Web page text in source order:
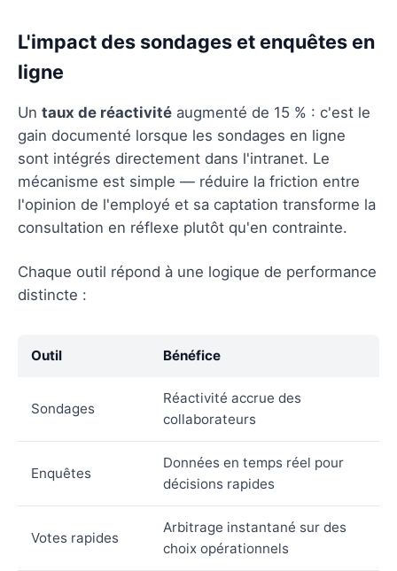
L'impact des sondages et enquêtes en
ligne
Un taux de réactivité augmenté de 15 % : c'est le
gain documenté lorsque les sondages en ligne
sont intégrés directement dans l'intranet. Le
mécanisme est simple — réduire la friction entre
l'opinion de l'employé et sa captation transforme la
consultation en réflexe plutôt qu'en contrainte.
Chaque outil répond à une logique de performance
distincte :
Outil Bénéfice
Sondages
Réactivité accrue des
collaborateurs
Enquêtes
Données en temps réel pour
décisions rapides
Votes rapides
Arbitrage instantané sur des
choix opérationnels